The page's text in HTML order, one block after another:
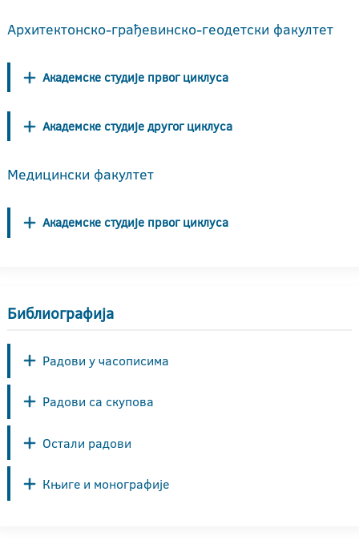
Архитектонско-грађевинско-геодетски факултет
Академске студије првог циклуса
Академске студије другог циклуса
Медицински факултет
Академске студије првог циклуса
Библиографија
Радови у часописима
Радови са скупова
Остали радови
Књиге и монографије